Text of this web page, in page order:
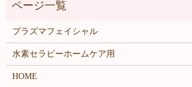
プラズマフェイシャル
水素セラピーホームケア用
HOME